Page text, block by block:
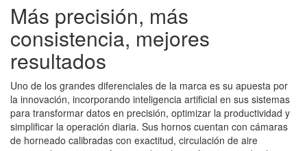
Más precisión, más
consistencia, mejores
resultados
Uno de los grandes diferenciales de la marca es su apuesta por
la innovación, incorporando inteligencia artificial en sus sistemas
para transformar datos en precisión, optimizar la productividad y
simplificar la operación diaria. Sus hornos cuentan con cámaras
de horneado calibradas con exactitud, circulación de aire